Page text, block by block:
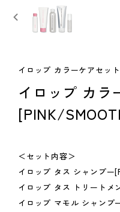
イロップ カラーケアセット
イロップ カラ
[PINK/
＜セット内容＞
イロップ タス シャンプー
イロップ タス トリートメ
イロップ マモル シャンプ